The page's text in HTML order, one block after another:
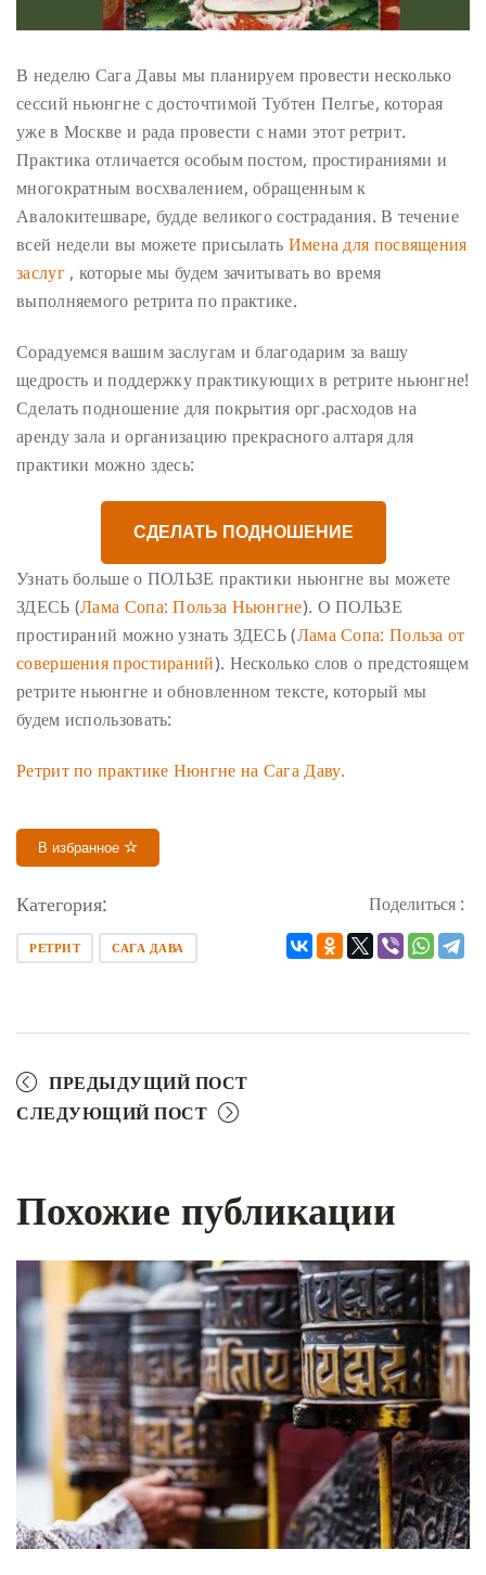
В неделю Сага Давы мы планируем провести несколько
сессий ньюнгне с досточтимой Тубтен Пелгье, которая
уже в Москве и рада провести с нами этот ретрит.
Практика отличается особым постом, простираниями и
многократным восхвалением, обращенным к
Авалокитешваре, будде великого сострадания. В течение
всей недели вы можете присылать Имена для посвящения
заслуг, которые мы будем зачитывать во время
выполняемого ретрита по практике.
Сорадуемся вашим заслугам и благодарим за вашу
щедрость и поддержку практикующих в ретрите ньюнгне!
Сделать подношение для покрытия орг.расходов на
аренду зала и организацию прекрасного алтаря для
практики можно здесь:
СДЕЛАТЬ ПОДНОШЕНИЕ
Узнать больше о ПОЛЬЗЕ практики ньюнгне вы можете
ЗДЕСЬ (Лама Сопа: Польза Ньюнгне). О ПОЛЬЗЕ
простираний можно узнать ЗДЕСЬ (Лама Сопа: Польза от
совершения простираний). Несколько слов о предстоящем
ретрите ньюнгне и обновленном тексте, который мы
будем использовать:
Ретрит по практике Нюнгне на Сага Даву.
В избранное
Категория:
РЕТРИТ САГА ДАВА
Поделиться :
ПРЕДЫДУЩИЙ ПОСТ
СЛЕДУЮЩИЙ ПОСТ
Похожие публикации